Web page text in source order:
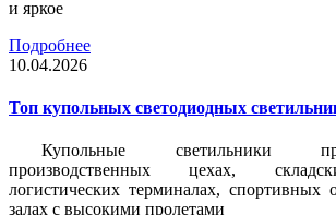
и яркое
Подробнее
10.04.2026
Топ купольных светодиодных
Купольные светильники
производственных цехах,
логистических терминалах, спортивных
залах с высокими пролетами